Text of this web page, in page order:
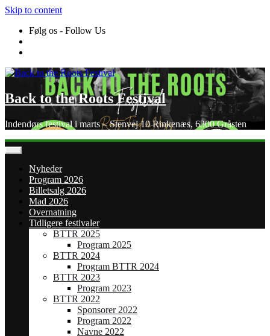
Skip to content
Følg os - Follow Us
Back to the Roots Festival
Indendørs festival i marts – Stenvej 10 Rinkenæs, 6300 Gråsten
Nyheder
Program 2026
Billetsalg 2026
Mad 2026
Overnatning
Tidligere festivaler
BTTR 2025
Program 2025
BTTR 2024
Program BTTR 2024
BTTR 2023
Program 2023
BTTR 2022
Sponsorer 2022
Program 2022
Navne 2022